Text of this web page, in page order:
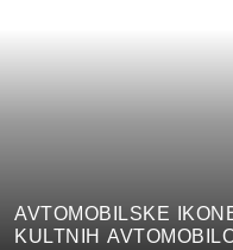
AVTOMOBILSKE
KULTNIH